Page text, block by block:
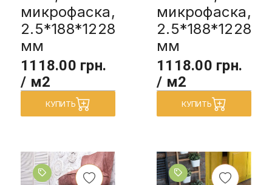
микрофаска,
2.5*188*1228
мм
1118.00 грн.
/ м2
КУПИТЬ
микрофаска,
2.5*188*1228
мм
1118.00 грн.
/ м2
КУПИТЬ